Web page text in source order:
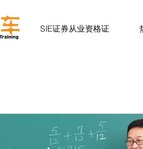
SIE证券从业资格证